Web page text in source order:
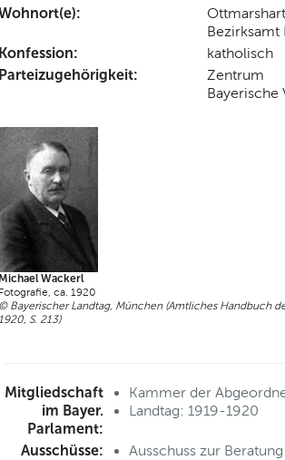
Bezirksamt
katholisch
Zentrum
Bayerische
Wackerl
ca. 1920
Bayerischer Landtag, München (Amtliches Handbuch
S. 213)
Mitgliedschaft
im Bayer.
Parlament:
Kammer der
Landtag: 1919-1920
Ausschüsse:
Ausschuss zur